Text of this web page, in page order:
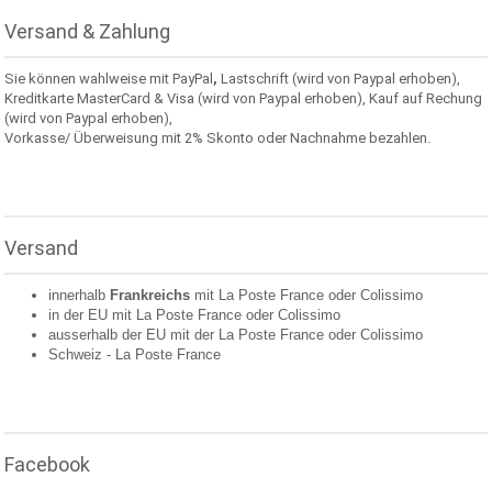
Versand & Zahlung
Sie können wahlweise mit PayPal,Lastschrift (wird von Paypal erhoben),
Kreditkarte MasterCard & Visa (wird von Paypal erhoben), Kauf auf Rechung
(wird von Paypal erhoben),
Vorkasse/ Überweisung mit 2% Skonto oder Nachnahme bezahlen.
Versand
innerhalb Frankreichs mit La Poste France oderColissimo
in der EU mit La Poste France oderColissimo
ausserhalb der EU mit der La Poste France oderColissimo
Schweiz - La Poste France
Facebook